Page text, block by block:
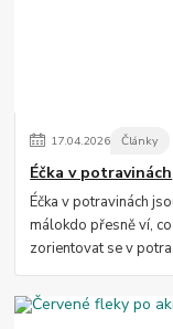
17.04.2026 Články
Éčka v potravinách
Éčka v potravinách
málokdo přesně ví,
zorientovat se v